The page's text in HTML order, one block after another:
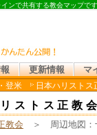
ンで共有する教会マップで
更新情報
マ
登米 日本ハリストス
ストス正教
教会 ＞ 周辺地図：